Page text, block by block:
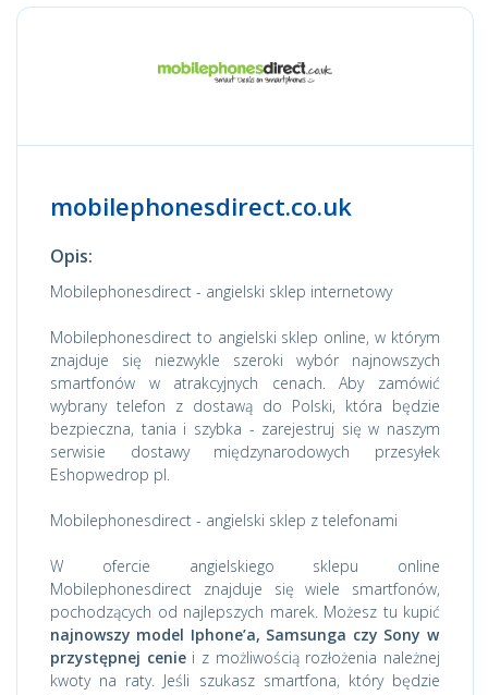
mobilephonesdirect.co.uk
Opis:
Mobilephonesdirect - angielski sklep internetowy
Mobilephonesdirect to angielski sklep online, w którym
znajduje się niezwykle szeroki wybór najnowszych
smartfonów w atrakcyjnych cenach. Aby zamówić
wybrany telefon z dostawą do Polski, która będzie
bezpieczna, tania i szybka - zarejestruj się w naszym
serwisie dostawy międzynarodowych przesyłek
Eshopwedrop pl.
Mobilephonesdirect - angielski sklep z telefonami
W ofercie angielskiego sklepu online
Mobilephonesdirect znajduje się wiele smartfonów,
pochodzących od najlepszych marek. Możesz tu kupić
najnowszy model Iphone’a, Samsunga czy Sony w
przystępnej ceniei z możliwością rozłożenia należnej
kwoty na raty. Jeśli szukasz smartfona, który będzie